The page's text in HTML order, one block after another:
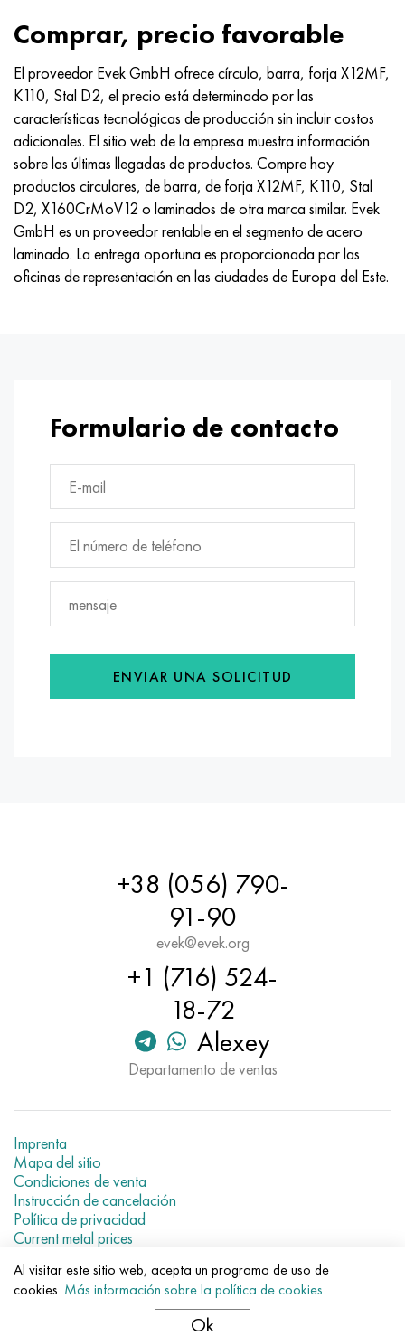
Comprar, precio favorable
El proveedor Evek GmbH ofrece círculo, barra, forja X12MF,
K110, Stal D2, el precio está determinado por las
características tecnológicas de producción sin incluir costos
adicionales. El sitio web de la empresa muestra información
sobre las últimas llegadas de productos. Compre hoy
productos circulares, de barra, de forja X12MF, K110, Stal
D2, X160CrMoV12 o laminados de otra marca similar. Evek
GmbH es un proveedor rentable en el segmento de acero
laminado. La entrega oportuna es proporcionada por las
oficinas de representación en las ciudades de Europa del Este.
Formulario de contacto
ENVIAR UNA SOLICITUD
+38 (056) 790-
91-90
evek@evek.org
+1 (716) 524-
18-72
Alexey
Departamento de ventas
Imprenta
Mapa del sitio
Condiciones de venta
Instrucción de cancelación
Política de privacidad
Current metal prices
© 2007–2026 «Evek GmbH»
El uso de los materiales de la web sin enlaces directos para el
Al visitar este sitio web, acepta un programa de uso de
cookies. Más información sobre la política de cookies.
Ok